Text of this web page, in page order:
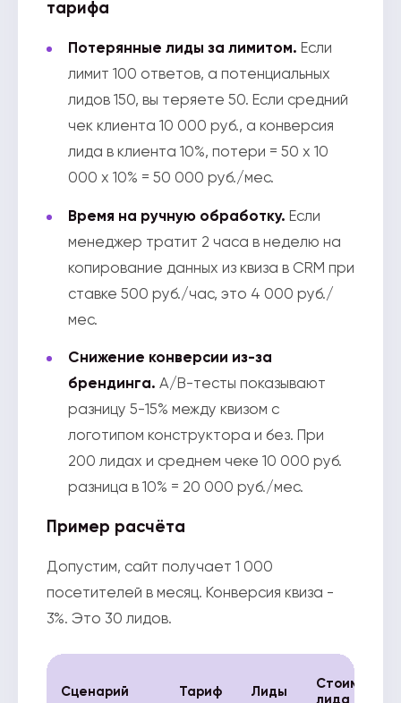
тарифа
Потерянные лиды за лимитом. Если
лимит 100 ответов, а потенциальных
лидов 150, вы теряете 50. Если средний
чек клиента 10 000 руб., а конверсия
лида в клиента 10%, потери = 50 x 10
000 x 10% = 50 000 руб./мес.
Время на ручную обработку. Если
менеджер тратит 2 часа в неделю на
копирование данных из квиза в CRM при
ставке 500 руб./час, это 4 000 руб./
мес.
Снижение конверсии из-за
брендинга. A/B-тесты показывают
разницу 5-15% между квизом с
логотипом конструктора и без. При
200 лидах и среднем чеке 10 000 руб.
разница в 10% = 20 000 руб./мес.
Пример расчёта
Допустим, сайт получает 1 000
посетителей в месяц. Конверсия квиза -
3%. Это 30 лидов.
Сценарий Тариф Лиды
Стоимость
лида